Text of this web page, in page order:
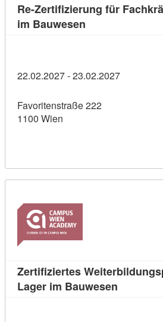
Re-Zertifizierung für
im Bauwesen
22.02.2027 - 23.02.2027
Favoritenstraße 222
1100 Wien
Zertifiziertes
Lager im Bauwesen